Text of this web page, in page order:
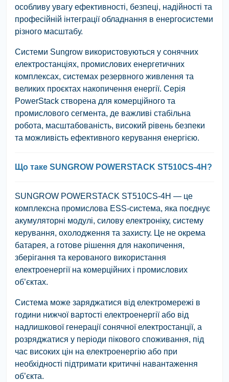
особливу увагу ефективності, безпеці, надійності та
професійній інтеграції обладнання в енергосистеми
різного масштабу.
Системи Sungrow використовуються у сонячних
електростанціях, промислових енергетичних
комплексах, системах резервного живлення та
великих проєктах накопичення енергії. Серія
PowerStack створена для комерційного та
промислового сегмента, де важливі стабільна
робота, масштабованість, високий рівень безпеки
та можливість ефективного керування енергією.
Що таке SUNGROW POWERSTACK ST510CS-4H?
SUNGROW POWERSTACK ST510CS-4H — це
комплексна промислова ESS-система, яка поєднує
акумуляторні модулі, силову електроніку, систему
керування, охолодження та захисту. Це не окрема
батарея, а готове рішення для накопичення,
зберігання та керованого використання
електроенергії на комерційних і промислових
об’єктах.
Система може заряджатися від електромережі в
години нижчої вартості електроенергії або від
надлишкової генерації сонячної електростанції, а
розряджатися у періоди пікового споживання, під
час високих цін на електроенергію або при
необхідності підтримати критичні навантаження
об’єкта.